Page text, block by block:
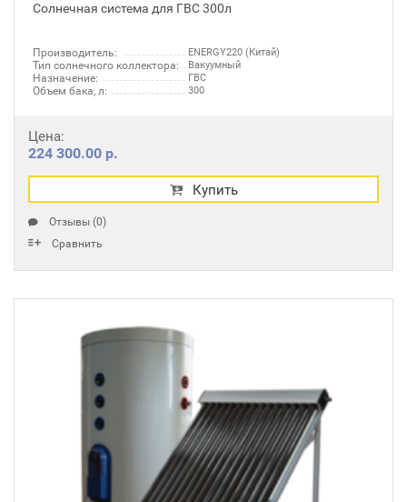
Солнечная система для ГВС 300л
Производитель: ENERGY220 (Китай)
Тип солнечного коллектора: Вакуумный
Назначение: ГВС
Объем бака, л: 300
Цена:
224 300.00 р.
Купить
Отзывы (0)
Сравнить